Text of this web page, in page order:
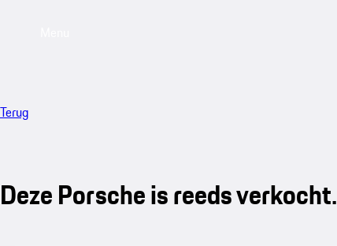
Terug
Deze Porsche is reeds verkocht.